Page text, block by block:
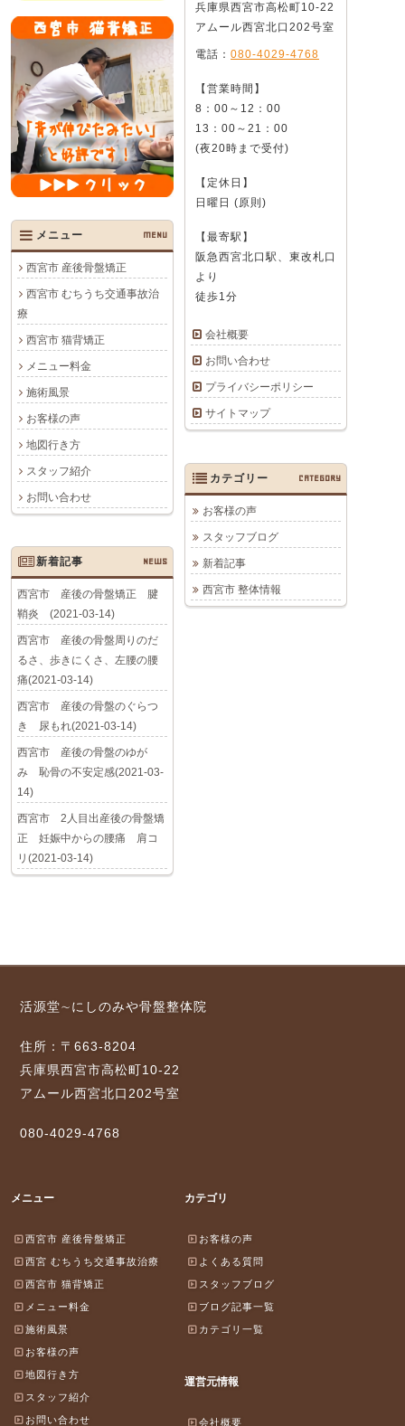
メニュー MENU
西宮市 産後骨盤矯正
西宮市 むちうち交通事故治
療
西宮市 猫背矯正
メニュー料金
施術風景
お客様の声
地図行き方
スタッフ紹介
お問い合わせ
兵庫県西宮市高松町10-22
アムール西宮北口202号室
電話： 080-4029-4768
【営業時間】
8：00～12：00
13：00～21：00
(夜20時まで受付)
【定休日】
日曜日 (原則)
【最寄駅】
阪急西宮北口駅、東改札口
より
徒歩1分
会社概要
お問い合わせ
プライバシーポリシー
サイトマップ
カテゴリー CATEGORY
お客様の声
スタッフブログ
新着記事
西宮市 整体情報
新着記事 NEWS
西宮市 産後の骨盤矯正 腱
鞘炎 (2021-03-14)
西宮市 産後の骨盤周りのだ
るさ、歩きにくさ、左腰の腰
痛(2021-03-14)
西宮市 産後の骨盤のぐらつ
き 尿もれ(2021-03-14)
西宮市 産後の骨盤のゆが
み 恥骨の不安定感(2021-03-
14)
西宮市 2人目出産後の骨盤矯
正 妊娠中からの腰痛 肩コ
リ(2021-03-14)
活源堂∼にしのみや骨盤整体院
住所：〒663-8204
兵庫県西宮市高松町10-22
アムール西宮北口202号室
080-4029-4768
メニュー
西宮市 産後骨盤矯正
西宮 むちうち交通事故治療
西宮市 猫背矯正
メニュー料金
施術風景
お客様の声
地図行き方
スタッフ紹介
お問い合わせ
カテゴリ
お客様の声
よくある質問
スタッフブログ
ブログ記事一覧
カテゴリ一覧
運営元情報
会社概要